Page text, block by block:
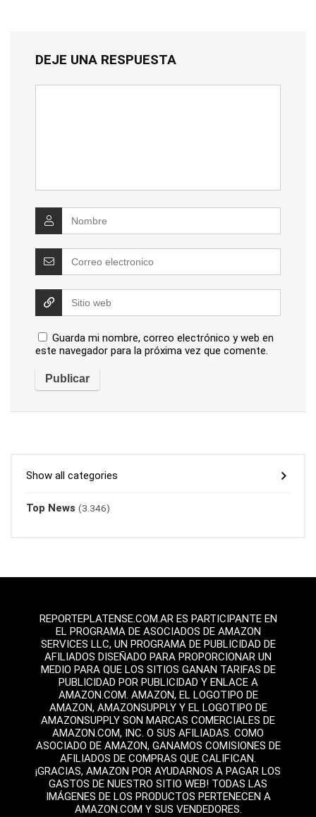
DEJE UNA RESPUESTA
Guarda mi nombre, correo electrónico y web en
este navegador para la próxima vez que comente.
Show all categories
Top News (3.346)
REPORTEPLATENSE.COM.AR ES PARTICIPANTE EN
EL PROGRAMA DE ASOCIADOS DE AMAZON
SERVICES LLC, UN PROGRAMA DE PUBLICIDAD DE
AFILIADOS DISEÑADO PARA PROPORCIONAR UN
MEDIO PARA QUE LOS SITIOS GANAN TARIFAS DE
PUBLICIDAD POR PUBLICIDAD Y ENLACE A
AMAZON.COM. AMAZON, EL LOGOTIPO DE
AMAZON, AMAZONSUPPLY Y EL LOGOTIPO DE
AMAZONSUPPLY SON MARCAS COMERCIALES DE
AMAZON.COM, INC. O SUS AFILIADAS. COMO
ASOCIADO DE AMAZON, GANAMOS COMISIONES DE
AFILIADOS DE COMPRAS QUE CALIFICAN.
¡GRACIAS, AMAZON POR AYUDARNOS A PAGAR LOS
GASTOS DE NUESTRO SITIO WEB! TODAS LAS
IMÁGENES DE LOS PRODUCTOS PERTENECEN A
AMAZON.COM Y SUS VENDEDORES.